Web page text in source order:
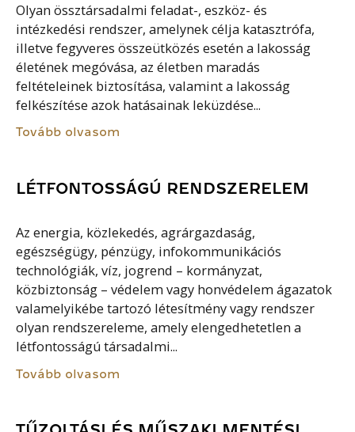
Olyan össztársadalmi feladat-, eszköz- és
intézkedési rendszer, amelynek célja katasztrófa,
illetve fegyveres összeütközés esetén a lakosság
életének megóvása, az életben maradás
feltételeinek biztosítása, valamint a lakosság
felkészítése azok hatásainak leküzdése...
Tovább olvasom
LÉTFONTOSSÁGÚ RENDSZERELEM
Az energia, közlekedés, agrárgazdaság,
egészségügy, pénzügy, infokommunikációs
technológiák, víz, jogrend – kormányzat,
közbiztonság – védelem vagy honvédelem ágazatok
valamelyikébe tartozó létesítmény vagy rendszer
olyan rendszereleme, amely elengedhetetlen a
létfontosságú társadalmi...
Tovább olvasom